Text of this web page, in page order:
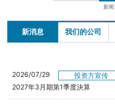
新闻
新消息 我们的公司
2026/07/29
投资方宣传
2027年3月期第1季度決算